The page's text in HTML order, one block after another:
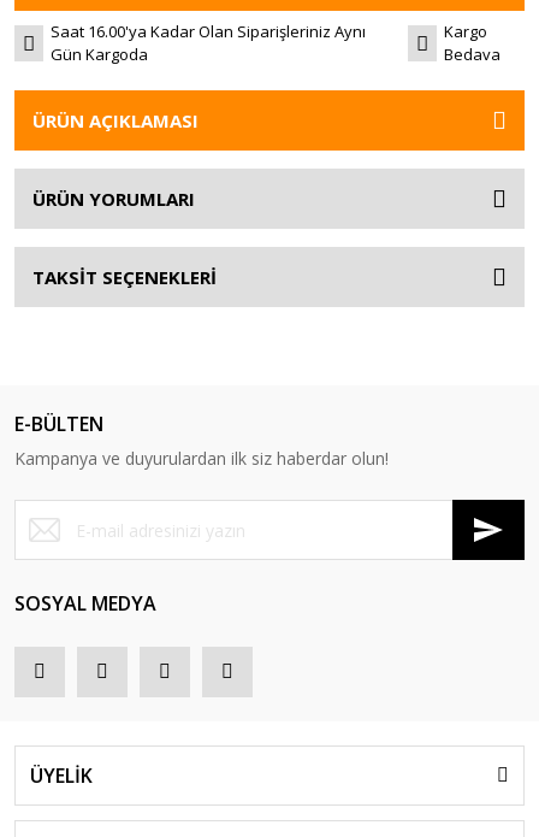
Saat 16.00'ya Kadar Olan Siparişleriniz Aynı
Gün Kargoda
Kargo
Bedava
ÜRÜN AÇIKLAMASI
ÜRÜN YORUMLARI
TAKSİT SEÇENEKLERİ
E-BÜLTEN
Kampanya ve duyurulardan ilk siz haberdar olun!
SOSYAL MEDYA
ÜYELİK